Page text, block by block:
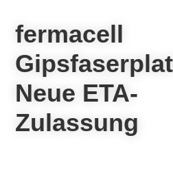
fermacell
Neue ETA-
Zulassung